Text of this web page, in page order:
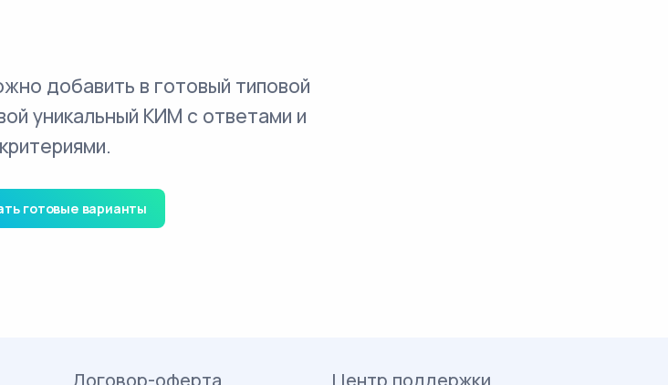
добавить в готовый типовой
уникальный КИМ с ответами и
критериями.
готовые варианты
Договор-оферта Центр поддержки